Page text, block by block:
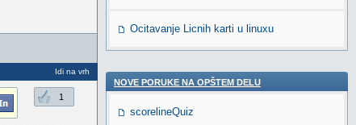
Idi na vrh
1
Ocitavanje Licnih karti u linuxu
NOVE PORUKE NA OPŠTEM DELU
scorelineQuiz